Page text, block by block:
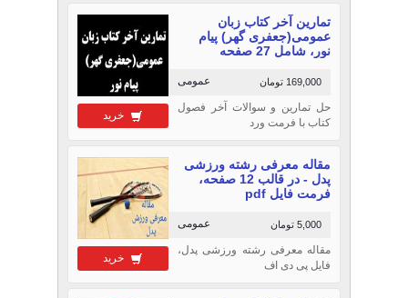
خرید
تمارین آخر کتاب زبان
عمومی(جعفری گهر) پیام
نور، شامل 27 صفحه
عمومی 169,000 تومان
حل تمارین و سوالات آخر فصول
کتاب با فرمت ورد
خرید
مقاله معرفی رشته ورزشی
پدل - در قالب 12 صفحه،
فرمت فایل pdf
عمومی 5,000 تومان
مقاله معرفی رشته ورزشی پدل،
فایل پی دی اف